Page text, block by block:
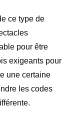
ce type de
pour être
exigeants pour
une certaine
les codes